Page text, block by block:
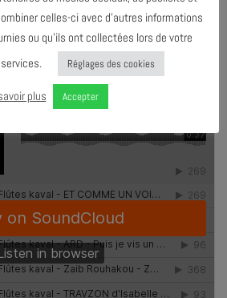
:
celles-ci avec d’autres informations
ou qu’ils ont collectées lors de votre
Réglages des cookies
plus Accepter